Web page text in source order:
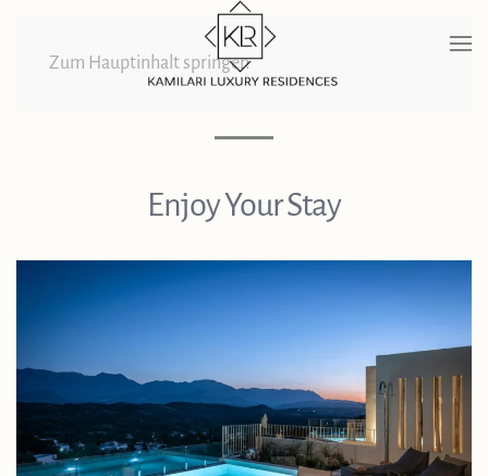
Zum Hauptinhalt springen
Enjoy Your Stay